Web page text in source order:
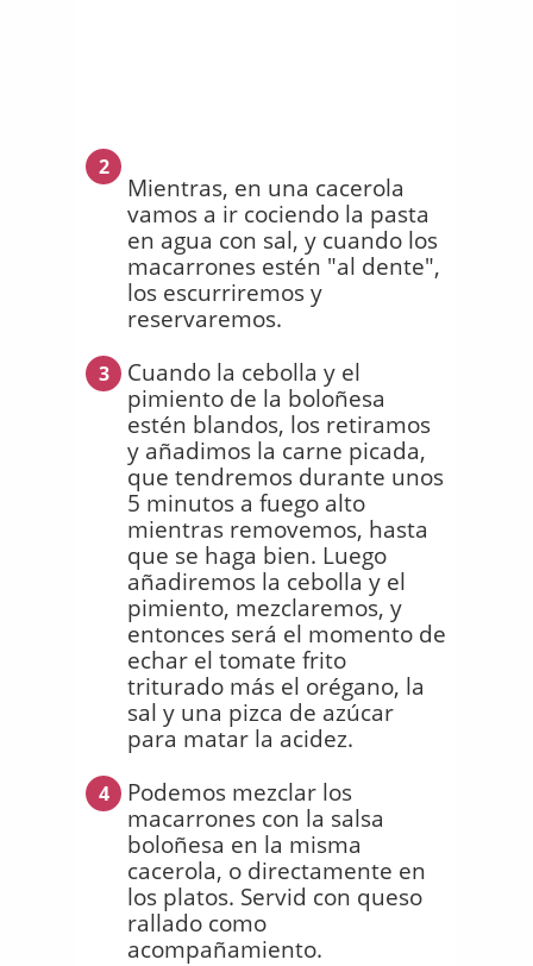
2
Mientras, en una cacerola
vamos a ir cociendo la pasta
en agua con sal, y cuando los
macarrones estén "al dente",
los escurriremos y
reservaremos.
3
Cuando la cebolla y el
pimiento de la boloñesa
estén blandos, los retiramos
y añadimos la carne picada,
que tendremos durante unos
5 minutos a fuego alto
mientras removemos, hasta
que se haga bien. Luego
añadiremos la cebolla y el
pimiento, mezclaremos, y
entonces será el momento de
echar el tomate frito
triturado más el orégano, la
sal y una pizca de azúcar
para matar la acidez.
4
Podemos mezclar los
macarrones con la salsa
boloñesa en la misma
cacerola, o directamente en
los platos. Servid con queso
rallado como
acompañamiento.